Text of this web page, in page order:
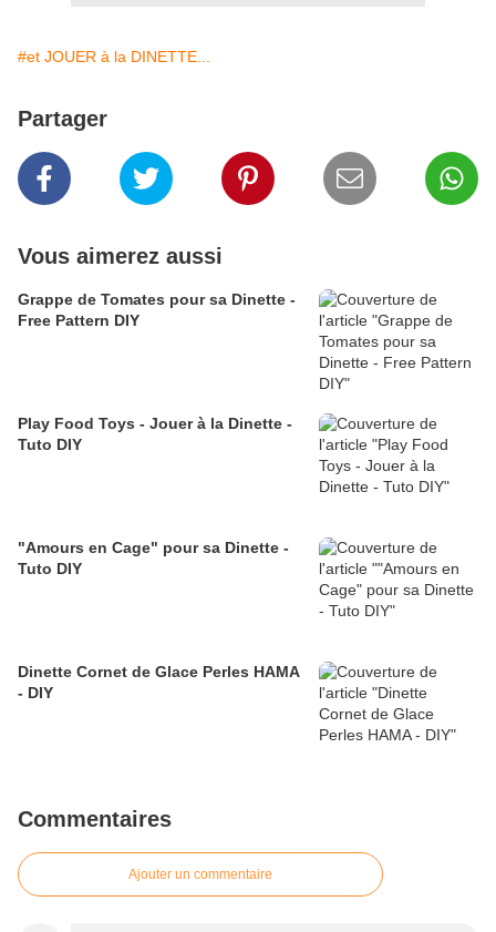
#et JOUER à la DINETTE...
Partager
Vous aimerez aussi
Grappe de Tomates pour sa Dinette -
Free Pattern DIY
Play Food Toys - Jouer à la Dinette -
Tuto DIY
"Amours en Cage" pour sa Dinette -
Tuto DIY
Dinette Cornet de Glace Perles HAMA
- DIY
Commentaires
Ajouter un commentaire